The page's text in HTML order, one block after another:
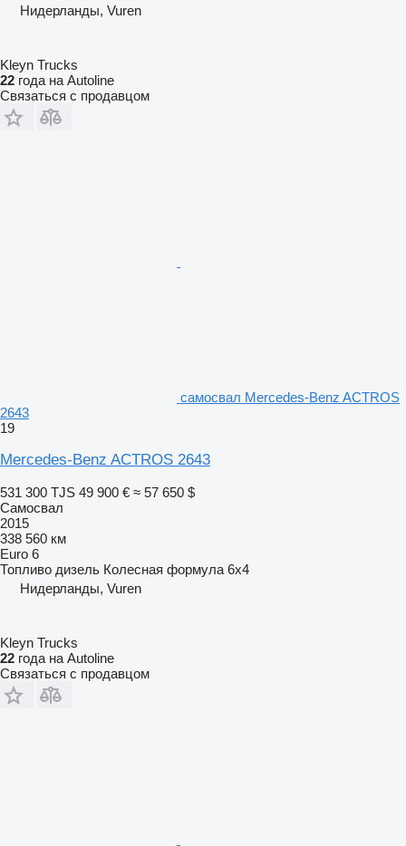
Нидерланды, Vuren
Kleyn Trucks
22 года на Autoline
Связаться с продавцом
самосвал Mercedes-Benz ACTROS
2643
19
Mercedes-Benz ACTROS 2643
531 300 TJS 49 900 € ≈ 57 650 $
Самосвал
2015
338 560 км
Euro 6
Топливо дизель Колесная формула 6x4
Нидерланды, Vuren
Kleyn Trucks
22 года на Autoline
Связаться с продавцом